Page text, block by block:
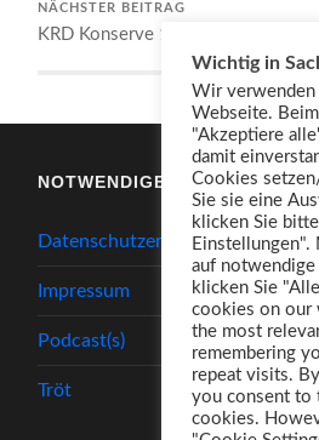
NÄCHSTER BEITRAG
KRD Konserve 109
NOTWENDIGES
Datenschutzerklärung
Impressum
Podcast(s)
Tröt
Wichtig in
Wir verwenden
Webseite.
"Akzeptiere
damit
Cookies
Sie sie eine
klicken Sie
Einstellungen".
auf notwendige
klicken Sie
cookies on our
the most
remembering
repeat visits.
you consent to
cookies.